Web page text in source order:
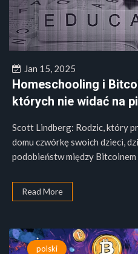
Jan 15, 2025
Homeschooling i
których nie widać na
Scott Lindberg: Rodzic, który
domu czwórkę swoich dzieci,
podobieństw między Bitcoinem
Read More
polski